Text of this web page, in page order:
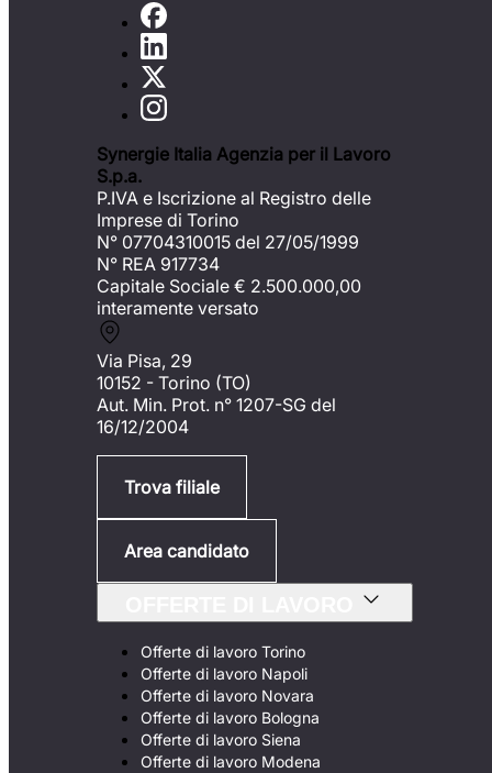
Synergie Italia Agenzia per il Lavoro
S.p.a.
P.IVA e Iscrizione al Registro delle
Imprese di Torino
N° 07704310015 del 27/05/1999
N° REA 917734
Capitale Sociale € 2.500.000,00
interamente versato
Via Pisa, 29
10152 - Torino (TO)
Aut. Min. Prot. n° 1207-SG del
16/12/2004
Trova filiale
Area candidato
Offerte di lavoro Torino
Offerte di lavoro Napoli
Offerte di lavoro Novara
Offerte di lavoro Bologna
Offerte di lavoro Siena
Offerte di lavoro Modena